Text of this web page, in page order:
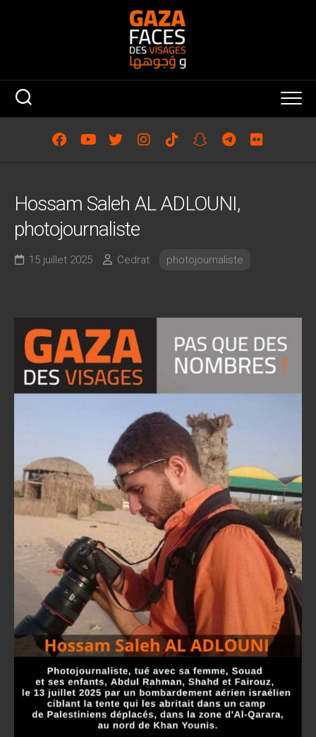
Hossam Saleh AL ADLOUNI,
photojournaliste
15 juillet 2025 Cedrat photojournaliste